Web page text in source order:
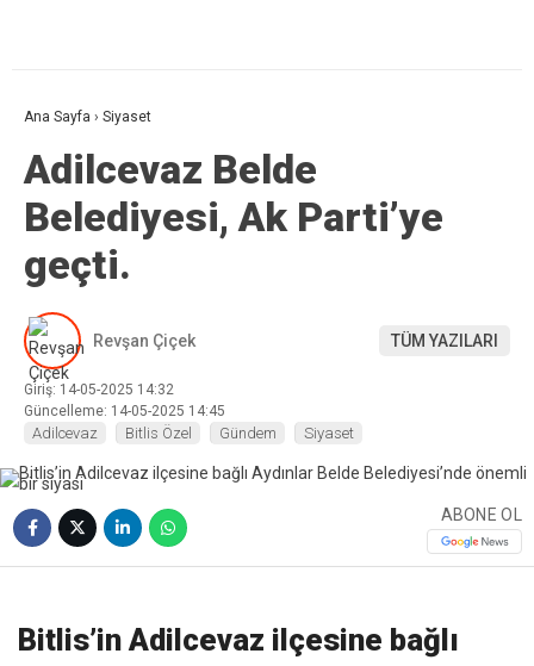
Ana Sayfa › Siyaset
Adilcevaz Belde
Belediyesi, Ak Parti’ye
geçti.
Revşan Çiçek TÜM YAZILARI
Giriş: 14-05-2025 14:32
Güncelleme: 14-05-2025 14:45
Adilcevaz Bitlis Özel Gündem Siyaset
ABONE OL
Bitlis’in Adilcevaz ilçesine bağlı